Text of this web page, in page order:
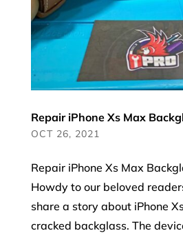
Repair iPhone Xs Max
OCT 26, 2021
Repair iPhone Xs Max
Howdy to our beloved
share a story about iPhone
cracked backglass. The